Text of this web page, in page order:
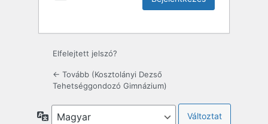
Elfelejtett jelszó?
← Tovább (Kosztolányi Dezső
Tehetséggondozó Gimnázium)
Nyelv